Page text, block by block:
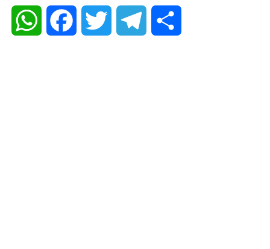
WhatsApp Facebook Twitter Telegram